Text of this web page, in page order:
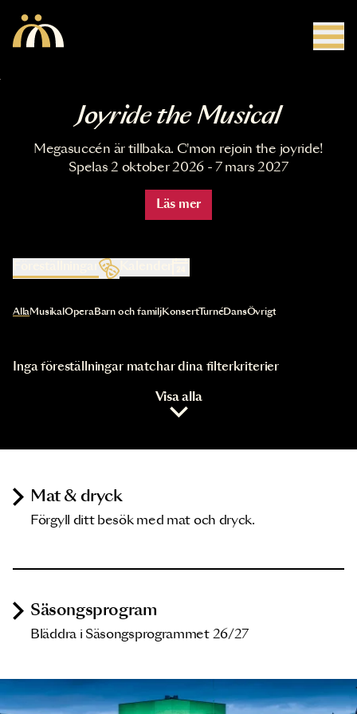
Joyride the Musical
Megasuccén är tillbaka. C'mon rejoin the joyride!
Spelas 2 oktober 2026 - 7 mars 2027
Läs mer
Kalender
Val av kategori uppdaterar innehållet automatiskt
AllaMusikal OperaBarn och familjKonsertTurnéDansÖvrigt
Inga föreställningar matchar dina filterkriterier
Visa alla
Mat & dryck
Förgyll ditt besök med mat och dryck.
Säsongsprogram
Bläddra i Säsongsprogrammet 26/27